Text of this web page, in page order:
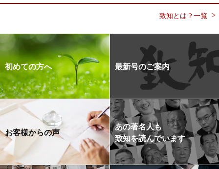
致知とは？一覧
初めての方へ 最新号のご案内
お客様からの声
あの著名人も
致知を読んでいます